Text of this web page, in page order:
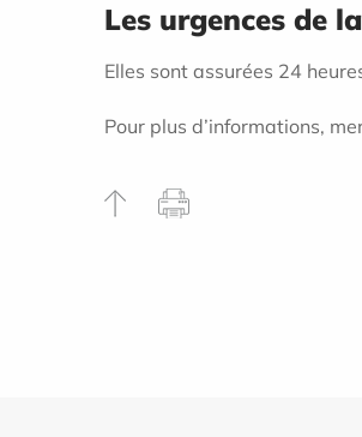
Les urgences de
Elles sont assurées 24
Pour plus d’informations,